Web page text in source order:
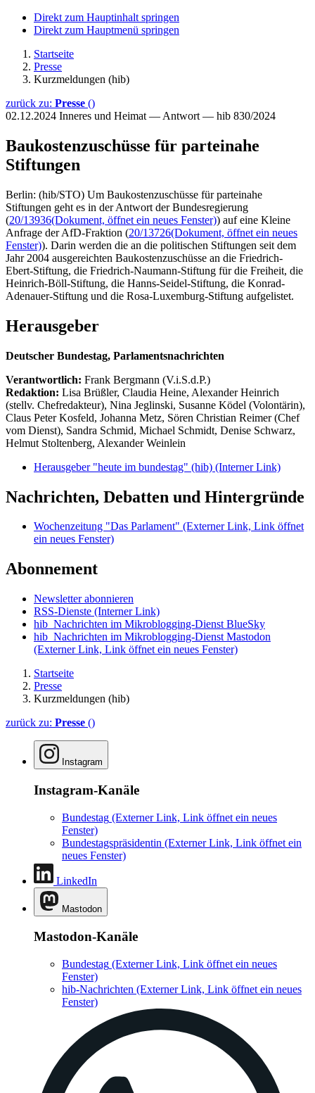
Direkt zum Hauptinhalt springen
Direkt zum Hauptmenü springen
Startseite
Presse
Kurzmeldungen (hib)
zurück zu: Presse ()
02.12.2024 Inneres und Heimat — Antwort — hib 830/2024
Baukostenzuschüsse für parteinahe
Stiftungen
Berlin: (hib/STO) Um Baukostenzuschüsse für parteinahe
Stiftungen geht es in der Antwort der Bundesregierung
(20/13936(Dokument, öffnet ein neues Fenster)) auf eine Kleine
Anfrage der AfD-Fraktion (20/13726(Dokument, öffnet ein neues
Fenster)). Darin werden die an die politischen Stiftungen seit dem
Jahr 2004 ausgereichten Baukostenzuschüsse an die Friedrich-
Ebert-Stiftung, die Friedrich-Naumann-Stiftung für die Freiheit, die
Heinrich-Böll-Stiftung, die Hanns-Seidel-Stiftung, die Konrad-
Adenauer-Stiftung und die Rosa-Luxemburg-Stiftung aufgelistet.
Herausgeber
Deutscher Bundestag, Parlamentsnachrichten
Verantwortlich: Frank Bergmann (V.i.S.d.P.)
Redaktion: Lisa Brüßler, Claudia Heine, Alexander Heinrich
(stellv. Chefredakteur), Nina Jeglinski, Susanne Ködel (Volontärin),
Claus Peter Kosfeld, Johanna Metz, Sören Christian Reimer (Chef
vom Dienst), Sandra Schmid, Michael Schmidt, Denise Schwarz,
Helmut Stoltenberg, Alexander Weinlein
Herausgeber "heute im bundestag" (hib) (Interner Link)
Nachrichten, Debatten und Hintergründe
Wochenzeitung "Das Parlament" (Externer Link, Link öffnet
ein neues Fenster)
Abonnement
Newsletter abonnieren
RSS-Dienste (Interner Link)
hib_Nachrichten im Mikroblogging-Dienst BlueSky
hib_Nachrichten im Mikroblogging-Dienst Mastodon
(Externer Link, Link öffnet ein neues Fenster)
Startseite
Presse
Kurzmeldungen (hib)
zurück zu: Presse ()
Instagram
Instagram-Kanäle
Bundestag (Externer Link, Link öffnet ein neues
Fenster)
Bundestagspräsidentin (Externer Link, Link öffnet ein
neues Fenster)
LinkedIn
Mastodon
Mastodon-Kanäle
Bundestag (Externer Link, Link öffnet ein neues
Fenster)
hib-Nachrichten (Externer Link, Link öffnet ein neues
Fenster)